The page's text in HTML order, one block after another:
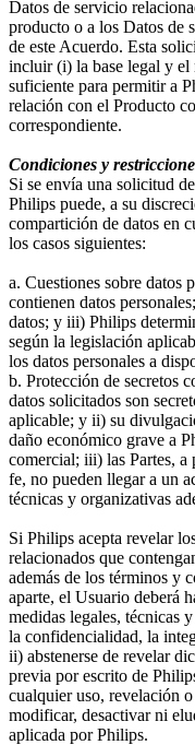
Datos de servicio
producto o a los Datos de
de este Acuerdo. Esta
incluir (i) la base legal y
suficiente para permitir a
relación con el Producto
correspondiente.
Condiciones y
Si se envía una solicitud
Philips puede, a su
compartición de datos en
los casos siguientes:
a. Cuestiones sobre datos
contienen datos
datos; y iii) Philips
según la legislación
los datos personales a
b. Protección de secretos
datos solicitados son
aplicable; y ii) su
daño económico grave a
comercial; iii) las Partes, a
fe, no pueden llegar a un
técnicas y organizativas
Si Philips acepta revelar
relacionados que
además de los términos y
aparte, el Usuario deberá
medidas legales, técnicas
la confidencialidad, la
ii) abstenerse de revelar
previa por escrito de
cualquier uso, revelación
modificar, desactivar ni
aplicada por Philips.